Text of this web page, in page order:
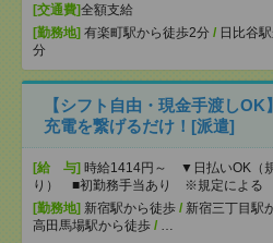
[交通費]全額支給
[勤務地] 有楽町駅から徒歩2分 / 日比谷
分
【シフト自由・現金手渡し
充電を繋げるだけ！[派遣]
[給 与] 時給1414円～ ▼日払いOK（
り） ■初勤務手当あり ※規定による
[勤務地] 新宿駅から徒歩 / 新宿三丁目駅
高田馬場駅から徒歩 /